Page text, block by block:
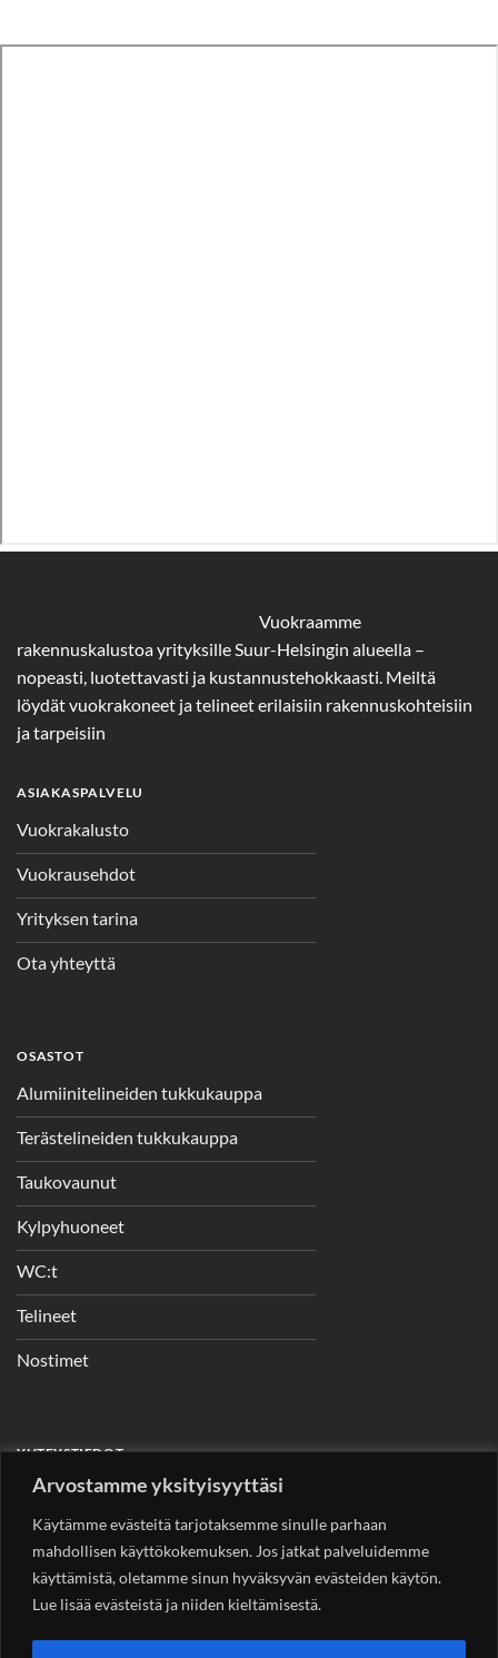
Arvostamme yksityisyyttäsi
Käytämme evästeitä tarjotaksemme sinulle parhaan
mahdollisen käyttökokemuksen. Jos jatkat palveluidemme
käyttämistä, oletamme sinun hyväksyvän evästeiden käytön.
Lue lisää evästeistä ja niiden kieltämisestä.
Vuokraamme
rakennuskalustoa yrityksille Suur-Helsingin alueella –
nopeasti, luotettavasti ja kustannustehokkaasti. Meiltä
löydät vuokrakoneet ja telineet erilaisiin rakennuskohteisiin
ja tarpeisiin
ASIAKASPALVELU
Vuokrakalusto
Vuokrausehdot
Yrityksen tarina
Ota yhteyttä
OSASTOT
Alumiinitelineiden tukkukauppa
Terästelineiden tukkukauppa
Taukovaunut
Kylpyhuoneet
WC:t
Telineet
Nostimet
YHTEYSTIEDOT
Helsingin Rakennuskonevuokraus Oy
asiakaspalvelu@rakennuskonevuokraus.fi
Copyright 2026 ©Rakennuskonevuokraus.fi